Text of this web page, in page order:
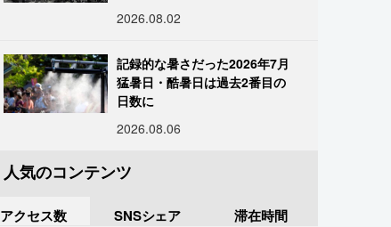
2026.08.02
記録的な暑さだった2026年7月
猛暑日・酷暑日は過去2番目の
日数に
2026.08.06
人気のコンテンツ
アクセス数 SNSシェア 滞在時間